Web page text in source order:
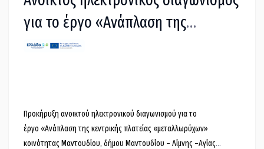
για το έργο «Ανάπλαση της
κεντρικής πλατείας
Λίμνης –Αγίας Άννας»
Προκήρυξη ανοικτού ηλεκτρονικού διαγωνισμού για το
έργο «Ανάπλαση της κεντρικής πλατείας «μεταλλωρύχων»
κοινότητας Μαντουδίου, δήμου Μαντουδίου – Λίμνης –Αγίας